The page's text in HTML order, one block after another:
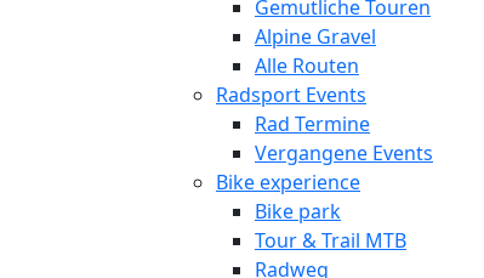
Gemutliche Touren
Alpine Gravel
Alle Routen
Radsport Events
Rad Termine
Vergangene Events
Bike experience
Bike park
Tour & Trail MTB
Radweg